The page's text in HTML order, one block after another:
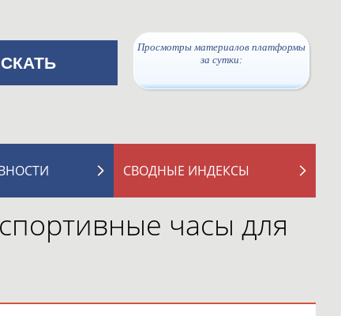
Просмотры материалов платформы
за сутки:
СВОДНЫЕ ИНДЕКСЫ
часы для